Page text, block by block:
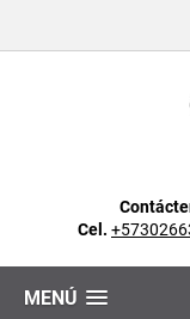
Cel.
MENÚ